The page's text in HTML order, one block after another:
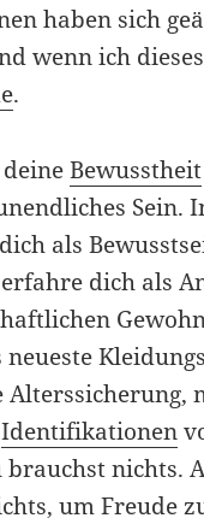
haben sich
wenn ich
.
deineBewusstheit
Sein.
als
dich als
Alterssicherung,
Identifikationen
brauchst nichts.
um Freude